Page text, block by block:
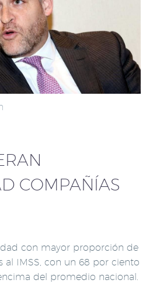
COMPAÑÍAS
con mayor proporción de
al IMSS, con un 68 por ciento
del promedio nacional.